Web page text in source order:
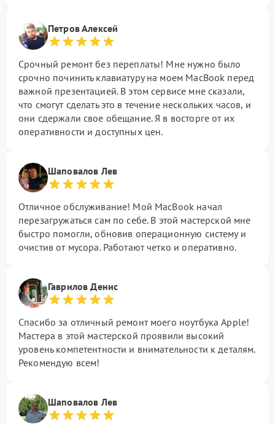
Петров Алексей
Срочный ремонт без переплаты! Мне нужно было
срочно починить клавиатуру на моем MacBook перед
важной презентацией. В этом сервисе мне сказали,
что смогут сделать это в течение нескольких часов, и
они сдержали свое обещание. Я в восторге от их
оперативности и доступных цен.
Шаповалов Лев
Отличное обслуживание! Мой MacBook начал
перезагружаться сам по себе. В этой мастерской мне
быстро помогли, обновив операционную систему и
очистив от мусора. Работают четко и оперативно.
Гаврилов Денис
Спасибо за отличный ремонт моего ноутбука Apple!
Мастера в этой мастерской проявили высокий
уровень компетентности и внимательности к деталям.
Рекомендую всем!
Шаповалов Лев